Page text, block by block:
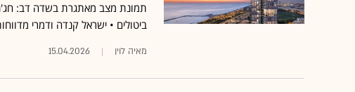
תמונת מצב מאתגרת בשדה דב:
ביטולים • ישראל קנדה ודמרי
מאיה לוין 15.04.2026